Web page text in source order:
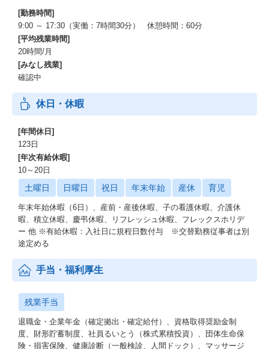
[勤務時間]
9:00 ～ 17:30（実働：7時間30分） 休憩時間：60分
[平均残業時間]
20時間/月
[みなし残業]
確認中
休日・休暇
[年間休日]
123日
[年次有給休暇]
10～20日
土曜日 日曜日 祝日 年末年始 産休 育児
年末年始休暇（6日）、産前・産後休暇、子の看護休暇、介護休
暇、積立休暇、慶弔休暇、リフレッシュ休暇、フレックスホリデ
ー 他 ※有給休暇：入社日に規程日数付与 ※交替勤務従事者は別
途定める
手当・福利厚生
残業手当
退職金・企業年金（確定拠出・確定給付）、資格取得奨励金制
度、財形貯蓄制度、社員るいとう（株式累積投資）、団体生命保
険・損害保険、健康診断（一般検診、人間ドック）、マッサージ